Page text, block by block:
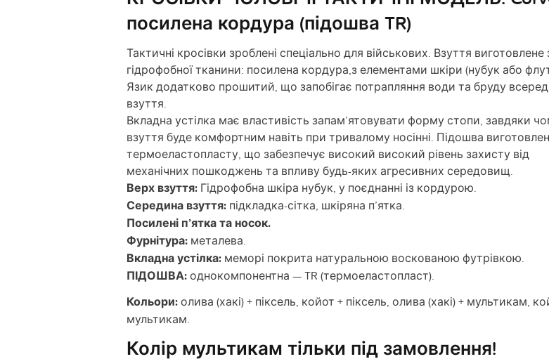
посилена кордура (підошва TR)
Тактичні кросівки зроблені спеціально для військових. Взуття виготовлене
гідрофобної тканини: посилена кордура,з елементами шкіри (нубук або
Язик додатково прошитий, що запобігає потрапляння води та бруду
взуття.
Вкладна устілка має властивість запам’ятовувати форму стопи, завдяки
взуття буде комфортним навіть при тривалому носінні. Підошва
термоеластопласту, що забезпечує високий високий рівень захисту від
механічних пошкоджень та впливу будь-яких агресивних середовищ.
Верх взуття: Гідрофобна шкіра нубук, у поєднанні із кордурою.
Середина взуття: підкладка-сітка, шкіряна п’ятка.
Посилені п’ятка та носок.
Фурнітура: металева.
Вкладна устілка: меморі покрита натуральною воскованою футрівкою.
ПІДОШВА:однокомпонентна — TR (термоеластопласт).
Кольори:олива (хакі) + піксель, койот + піксель, олива (хакі) + мультикам,
мультикам.
Колір мультикам тільки під замовлення!